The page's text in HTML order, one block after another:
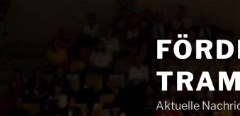
Aktuelle